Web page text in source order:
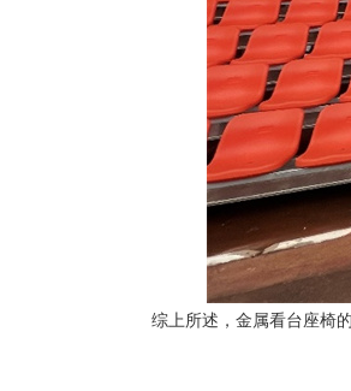
综上所述，金属看台座椅